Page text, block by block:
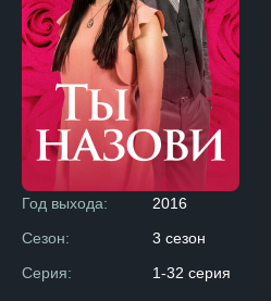
Год выхода:
2016
Сезон:
3 сезон
Серия:
1-32 серия